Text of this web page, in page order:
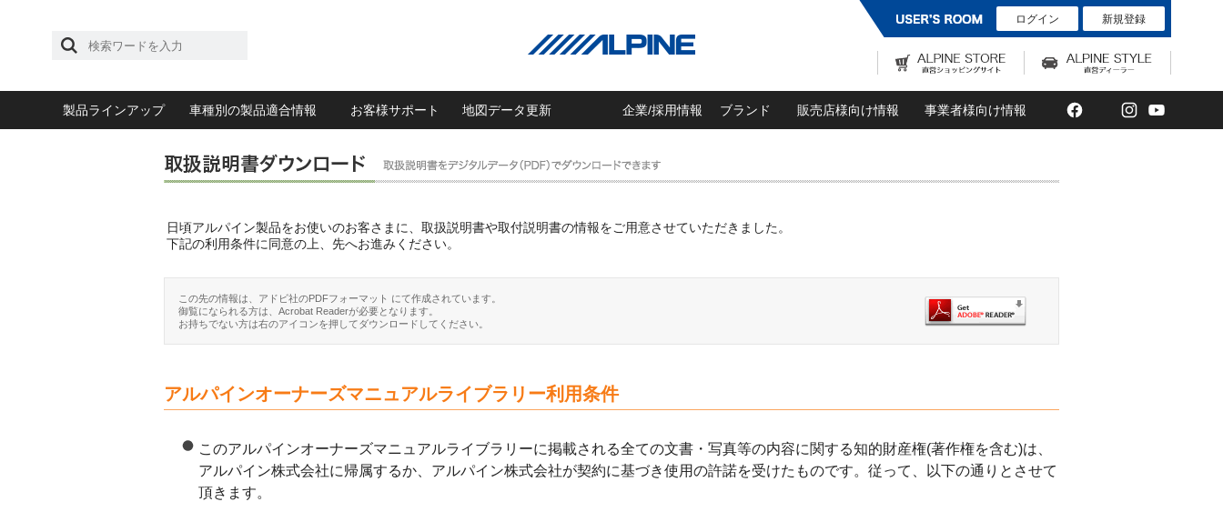
ログイン 新規登録
製品ラインアップ 車種別の製品適合情報 お客様サポート 地図データ更新 企業/採用情報 ブランド 販売店様向け情報 事業者様向け情報 Facebook
TwitterInstagram
日頃アルパイン製品をお使いのお客さまに、取扱説明書や取付説明書の情報をご用意させていただきました。
下記の利用条件に同意の上、先へお進みください。
この先の情報は、アドビ社のPDFフォーマット にて作成されています。
御覧になられる方は、Acrobat Readerが必要となります。
お持ちでない方は右のアイコンを押してダウンロードしてください。
アルパインオーナーズマニュアルライブラリー利用条件
このアルパインオーナーズマニュアルライブラリーに掲載される全ての文書・写真等の内容に関する知的財産権(著作権を含む)は、
アルパイン株式会社に帰属するか、アルパイン株式会社が契約に基づき使用の許諾を受けたものです。従って、以下の通りとさせて
頂きます。